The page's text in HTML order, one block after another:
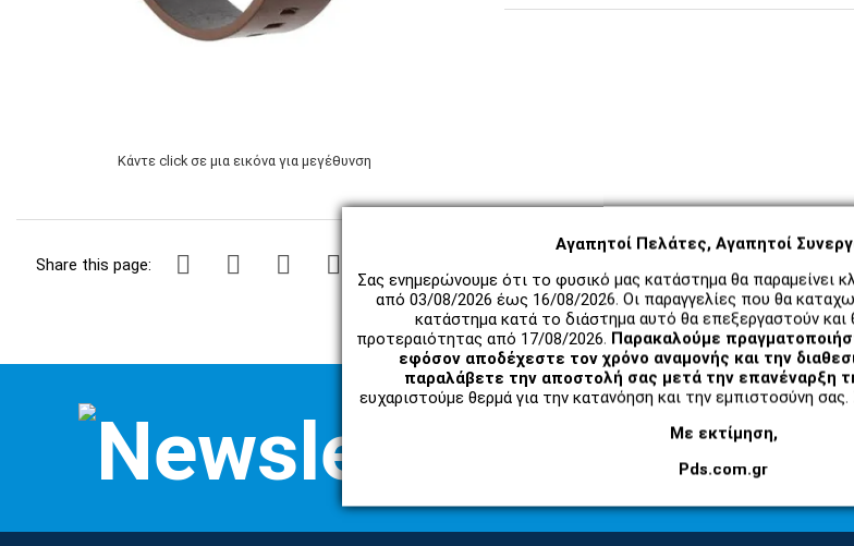
Αγαπητοί Πελάτες, Αγαπητοί
Σας ενημερώνουμε ότι το φυσικό μας κατάστημα θα παραμείνει
από 03/08/2026 έως 16/08/2026. Οι παραγγελίες που θα
κατάστημα κατά το διάστημα αυτό θα επεξεργαστούν και
προτεραιότητας από 17/08/2026. Παρακαλούμε
εφόσον αποδέχεστε τον χρόνο αναμονής και την
παραλάβετε την αποστολή σας μετά την επανέναρξη
ευχαριστούμε θερμά για την κατανόηση και την εμπιστοσύνη
Με εκτίμηση,
Pds.com.gr
Κάντε click σε μια εικόνα για μεγέθυνση
Share this page:
Εγγραφείτε στο newsletter μας για να
πρώτοι τις προσφορές και τα νέα μας